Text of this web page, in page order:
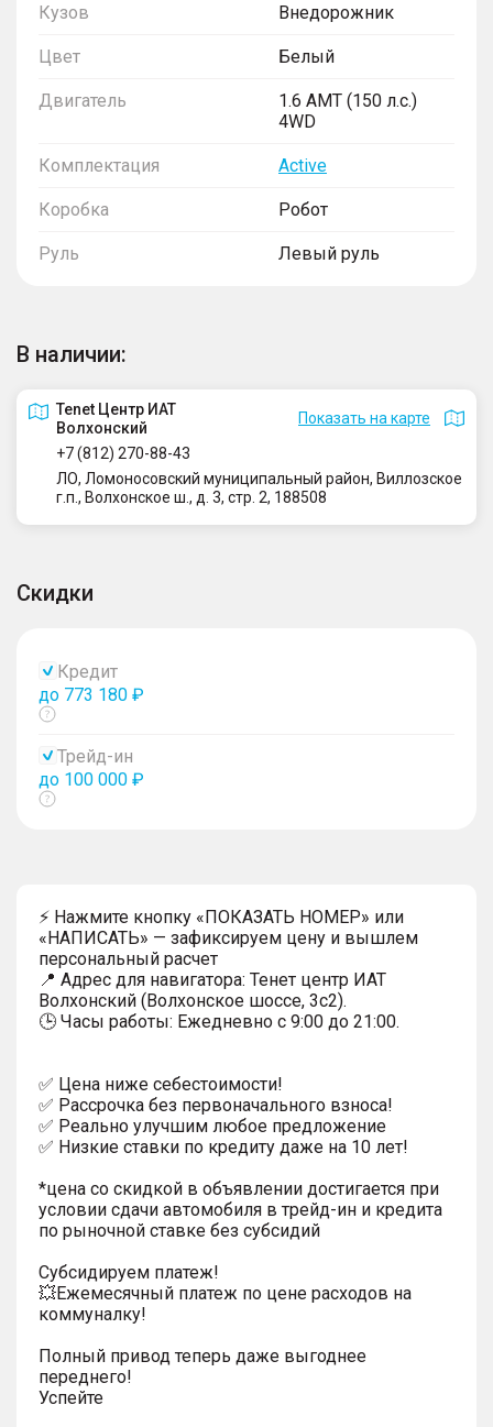
Кузов Внедорожник
Цвет Белый
Двигатель
1.6 AMT (150 л.с.)
4WD
Комплектация Active
Коробка Робот
Руль Левый руль
В наличии:
Tenet Центр ИАТ
Волхонский
Показать на карте
+7 (812) 270-88-43
ЛО, Ломоносовский муниципальный район, Виллозское
г.п., Волхонское ш., д. 3, стр. 2, 188508
Скидки
Кредит
до 773 180 ₽
Показать
Трейд-ин
до 100 000 ₽
Показать
⚡ Нажмите кнопку «ПОКАЗАТЬ НОМЕР» или
«НАПИСАТЬ» — зафиксируем цену и вышлем
персональный расчет
📍 Адрес для навигатора: Тенет центр ИАТ
Волхонский (Волхонское шоссе, 3с2).
🕒 Часы работы: Ежедневно с 9:00 до 21:00.
✅ Цена ниже себестоимости!
✅ Рассрочка без первоначального взноса!
✅ Реально улучшим любое предложение
✅ Низкие ставки по кредиту даже на 10 лет!
*цена со скидкой в объявлении достигается при
условии сдачи автомобиля в трейд-ин и кредита
по рыночной ставке без субсидий
Субсидируем платеж!
💥Ежемесячный платеж по цене расходов на
коммуналку!
Полный привод теперь даже выгоднее
переднего!
Успейте